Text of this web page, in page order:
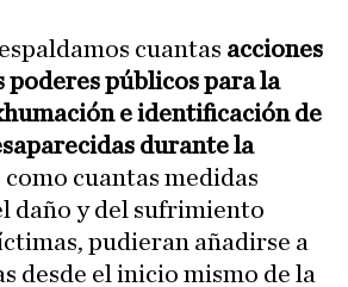
cuantas acciones
poderes públicos para la
e identificación de
durante la
como cuantas medidas
daño y del sufrimiento
pudieran añadirse a
desde el inicio mismo de la